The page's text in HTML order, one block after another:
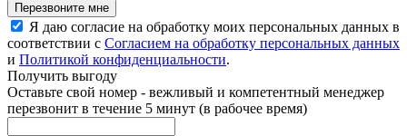
Перезвоните мне
Я даю согласие на обработку моих персональных данных в
соответствии с Согласием на обработку персональных данных
и Политикой конфиденциальности.
Получить выгоду
Оставьте свой номер - вежливый и компетентный менеджер
перезвонит в течение 5 минут (в рабочее время)